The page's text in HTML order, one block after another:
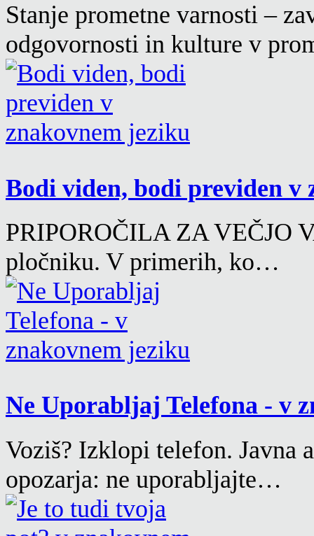
Stanje prometne varnosti –
odgovornosti in kulture v
Bodi viden, bodi previden
PRIPOROČILA ZA VEČJO
pločniku. V primerih, ko…
Ne Uporabljaj Telefona - v
Voziš? Izklopi telefon. Javna
opozarja: ne uporabljajte…